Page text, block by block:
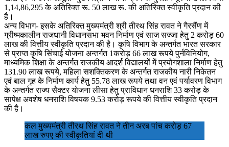
1,14,86,295 के अतिरिक्त रू. 50 लाख रू. की अतिरिक्त स्वीकृति प्रदान की
है।
अन्य विभाग- इसके अतिरिक्त मुख्यमंत्री श्री तीरथ सिंह रावत ने गैरसैंण में
ग्रीष्मकालीन राजधानी विधानसभा भवन निर्माण एवं साज सज्जा हेतु 2 करोड़ 60
लाख की वित्तीय स्वीकृति प्रदान की है। कृषि विभाग के अन्तर्गत भारत सरकार
से प्राप्त कृषि सिंचाई योजना अन्तर्गत 1करोड़ 66 लाख रूपये पुर्नविनियोग,
माध्यमिक शिक्षा के अन्तर्गत राजकीय आदर्श विद्यालयों में प्रयोगशाला निर्माण हेतु
131.90 लाख रूपये, महिला सशक्तिकरण के अन्तर्गत राजकीय नारी निकेतन
एवं बाल गृह के निर्माण कार्य हेतु 55.78 लाख रूपये तथा वन एवं पर्यावरण विभाग
के अन्तर्गत राज्य सैक्टर योजना लीसा हेतु प्राविधान धनराशि 33 करोड़ के
सापेक्ष अवशेष धनराशि विषयक 9.53 करोड़ रूपये की वित्तीय स्वीकृति प्रदान
की है।
कल मुख्यमंत्री तीरथ सिंह रावत ने तीन अरब पांच करोड़ 67
लाख रुपए की स्वीकृतियां दी थी